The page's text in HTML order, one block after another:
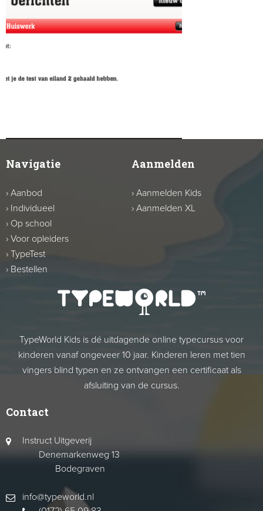
Navigatie
› Aanbod
› Individueel
› Op school
› Voor opleiders
› TypeTest
› Bestellen
Aanmelden
› Aanmelden Kids
› Aanmelden XL
TypeWorld Kids is dé uitdagende online typecursus voor
kinderen vanaf ongeveer 10 jaar. Kinderen leren met tien
vingers blind typen en ze ontvangen een certificaat als
afsluiting van de cursus.
Contact
Instruct Uitgeverij
Denemarkenweg 13
Bodegraven
info@typeworld.nl